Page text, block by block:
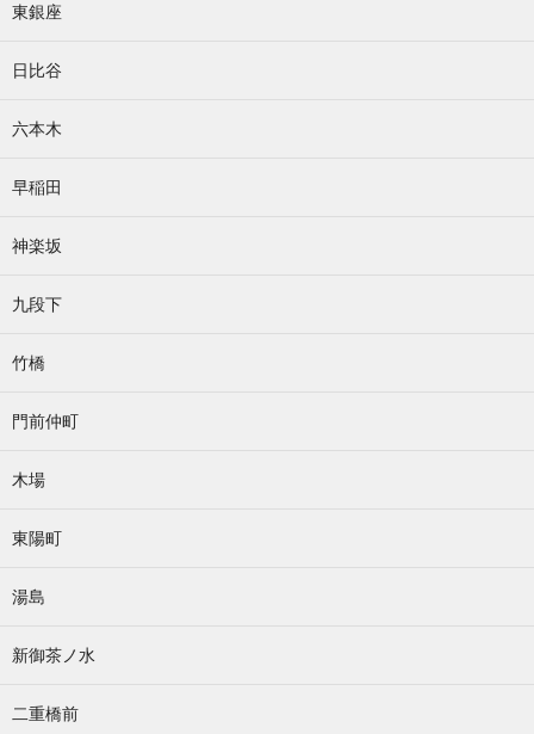
東銀座
日比谷
六本木
早稲田
神楽坂
九段下
竹橋
門前仲町
木場
東陽町
湯島
新御茶ノ水
二重橋前